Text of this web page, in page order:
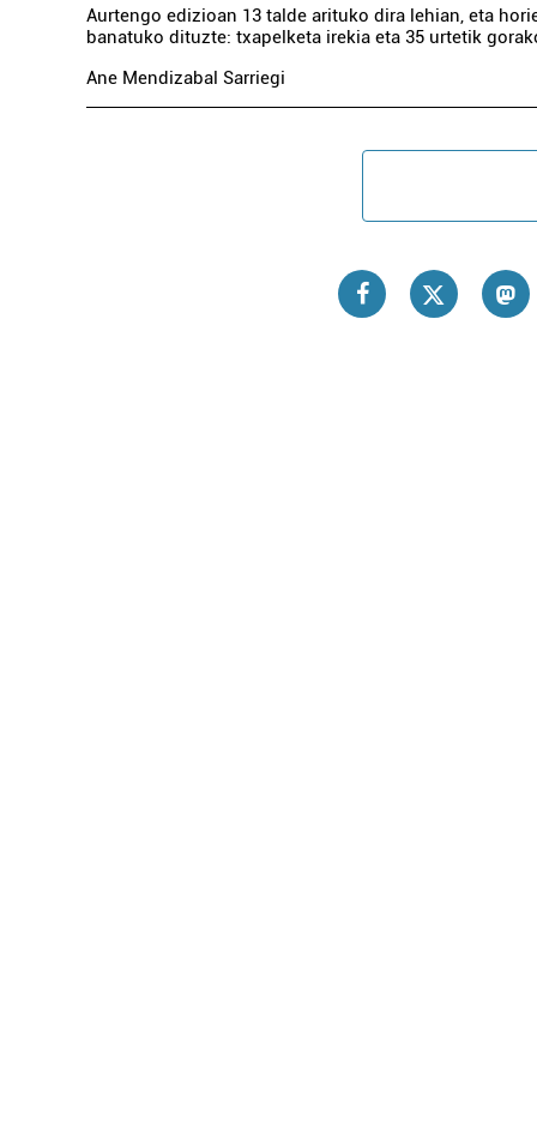
Aurtengo edizioan 13 talde arituko dira lehian, eta
banatuko dituzte: txapelketa irekia eta 35 urtetik
Ane Mendizabal Sarriegi